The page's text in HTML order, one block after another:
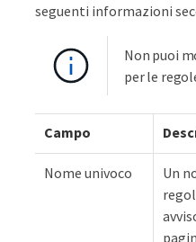
seguenti informazioni
Non puoi
per le
Campo
Nome univoco
Un